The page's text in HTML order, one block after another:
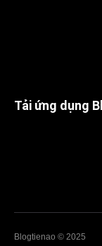
Tải ứng dụng
Blogtienao © 2025